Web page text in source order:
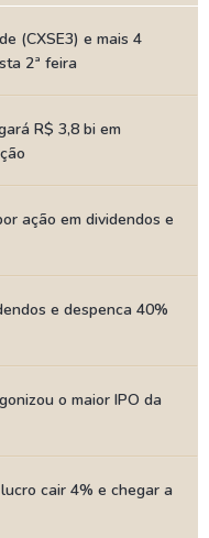
(CXSE3) e mais 4
2ª feira
R$ 3,8 bi em
ação em dividendos e
e despenca 40%
o maior IPO da
cair 4% e chegar a